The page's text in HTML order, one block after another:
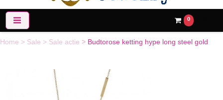
0
Home > Sale > Sale actie > Budtorose ketting hype long steel gold